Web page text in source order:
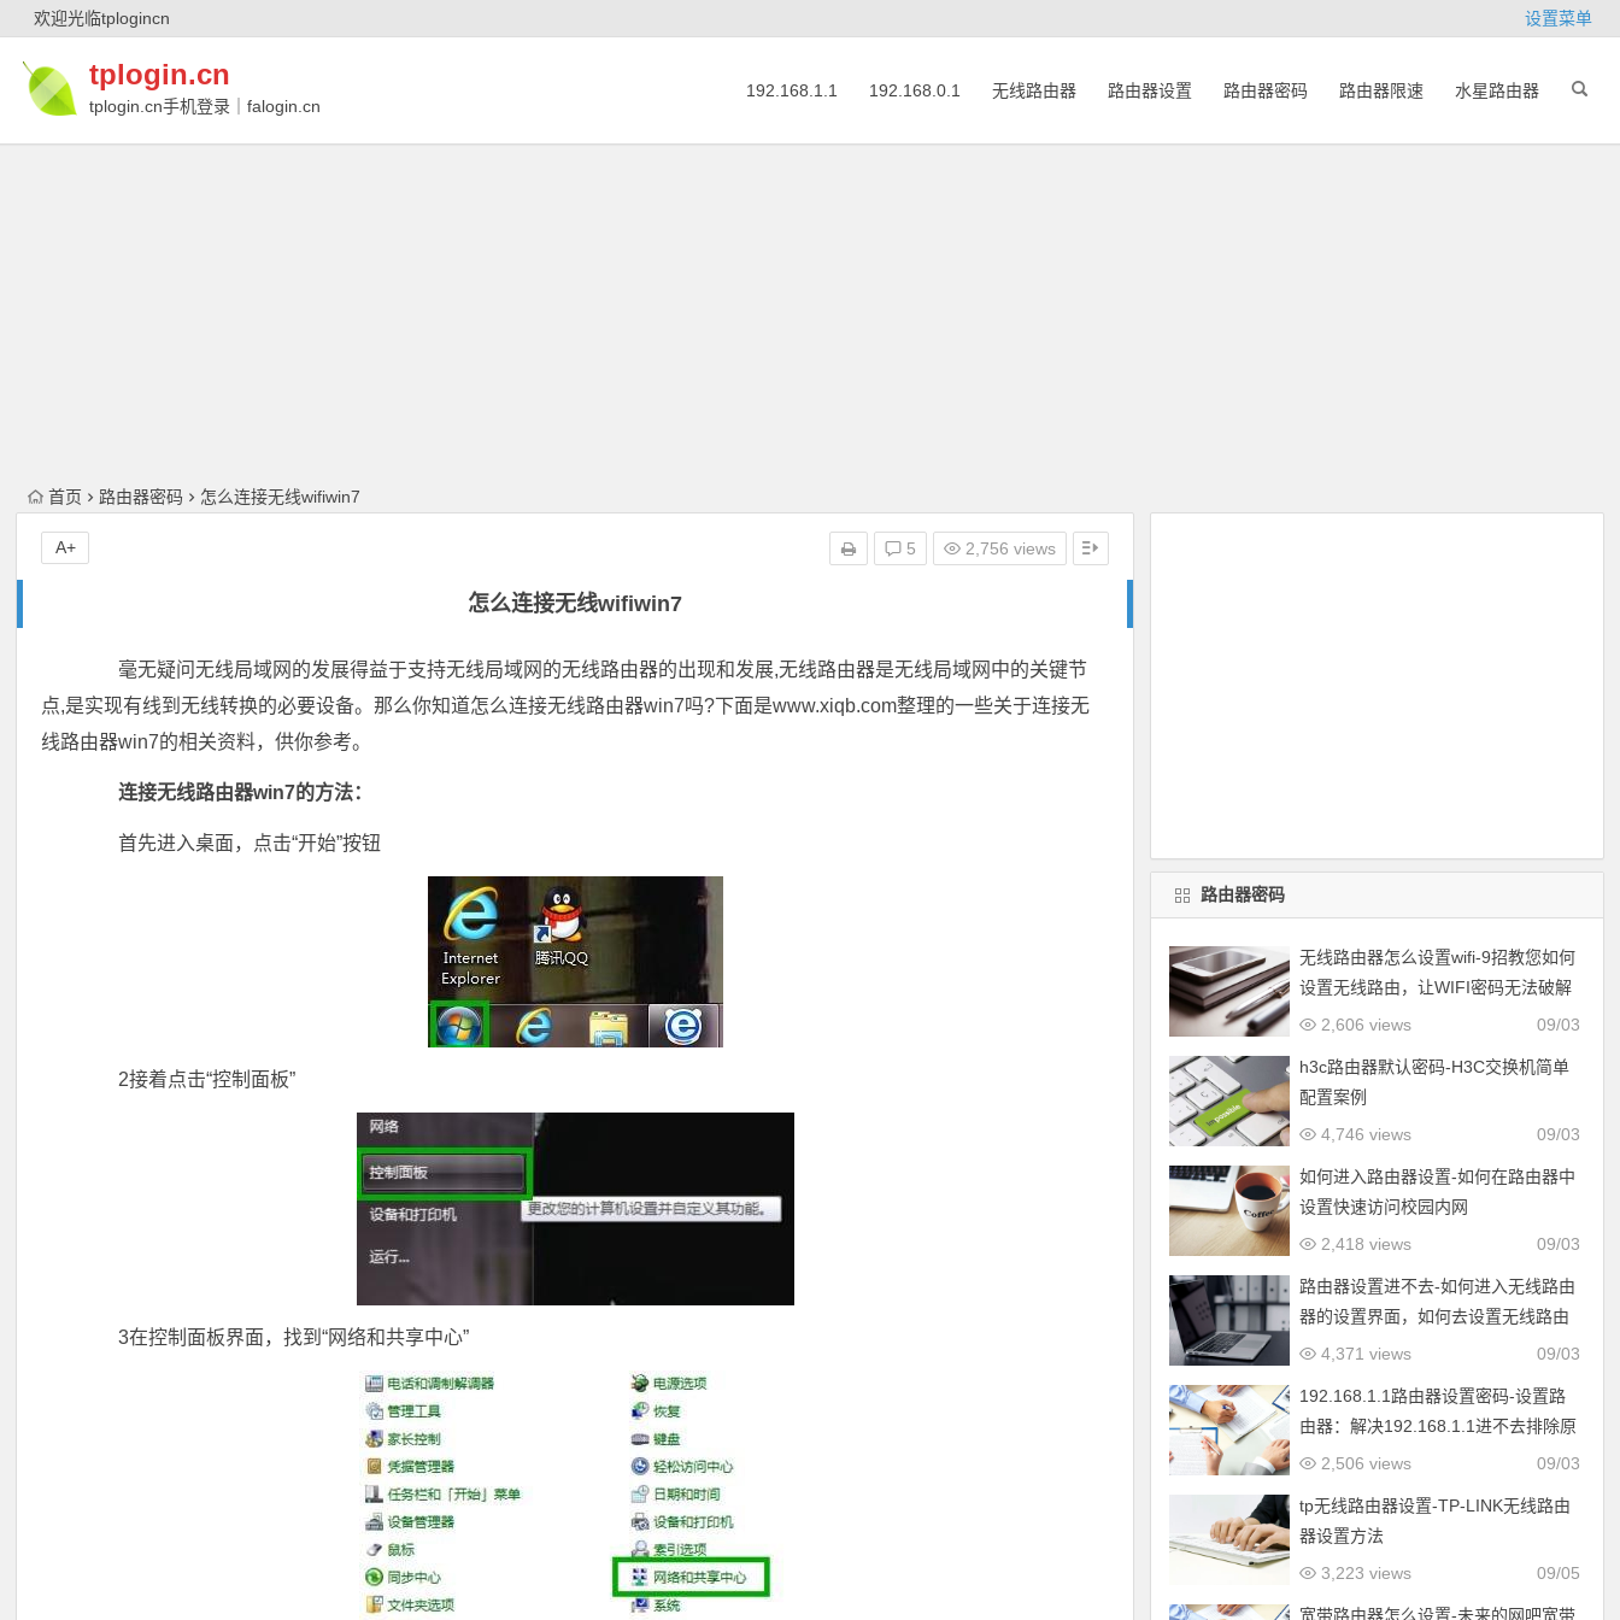
欢迎光临tplogincn 设置菜单
tplogin.cn
tplogin.cn手机登录｜falogin.cn
192.168.1.1 192.168.0.1 无线路由器 路由器设置 路由器密码 路由器限速 水星路由器
首页 路由器密码 怎么连接无线wifiwin7
怎么连接无线wifiwin7
5 2,756 views
A+
毫无疑问无线局域网的发展得益于支持无线局域网的无线路由器的出现和发展,无线路由器是无线局域网中的关键节
点,是实现有线到无线转换的必要设备。那么你知道怎么连接无线路由器win7吗?下面是www.xiqb.com整理的一些关于连接无
线路由器win7的相关资料，供你参考。
连接无线路由器win7的方法：
首先进入桌面，点击“开始”按钮
2接着点击“控制面板”
3在控制面板界面，找到“网络和共享中心”
路由器密码
无线路由器怎么设置wifi-9招教您如何
设置无线路由，让WIFI密码无法破解
09/03
2,606 views
h3c路由器默认密码-H3C交换机简单
配置案例
09/03
4,746 views
如何进入路由器设置-如何在路由器中
设置快速访问校园内网
09/03
2,418 views
路由器设置进不去-如何进入无线路由
器的设置界面，如何去设置无线路由
器？
09/03
4,371 views
192.168.1.1路由器设置密码-设置路
由器：解决192.168.1.1进不去排除原
因2—3
09/03
2,506 views
tp无线路由器设置-TP-LINK无线路由
器设置方法
09/05
3,223 views
宽带路由器怎么设置-未来的网吧宽带